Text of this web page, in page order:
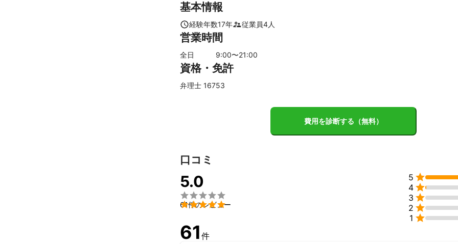
基本情報
経験年数17年 従業員4人
営業時間
全日 9:00〜21:00
資格・免許
弁理士 16753
費用を診断する（無料）
口コミ
5.0


61件のレビュー
5 
4 
3 
2 
1 
61 件